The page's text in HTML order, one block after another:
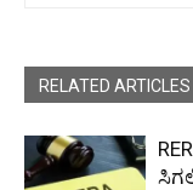
RELATED ARTICLES